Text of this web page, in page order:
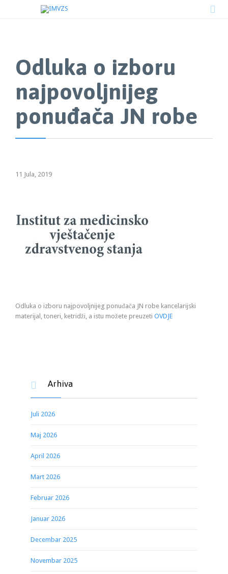

Odluka o izboru
najpovoljnijeg
ponuđača JN robe
11 Jula, 2019
Odluka o izboru najpovoljnijeg ponuđača JN robe kancelarijski
materijal, toneri, ketridži, a istu možete preuzeti OVDJE
 Arhiva
Juli 2026
Maj 2026
April 2026
Mart 2026
Februar 2026
Januar 2026
Decembar 2025
Novembar 2025